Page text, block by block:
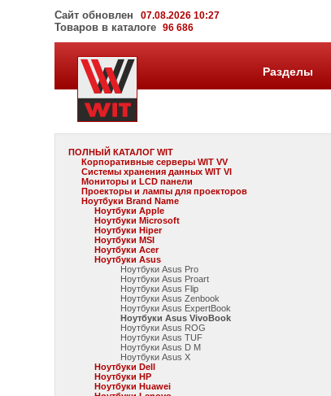
Сайт обновлен 07.08.2026 10:27
Товаров в каталоге96 686
Разделы
ПОЛНЫЙ КАТАЛОГ WIT
Корпоративные серверы WIT VV
Системы хранения данных WIT VI
Мониторы и LCD панели
Проекторы и лампы для проекторов
Ноутбуки Brand Name
Ноутбуки Apple
Ноутбуки Microsoft
Ноутбуки Hiper
Ноутбуки MSI
Ноутбуки Acer
Ноутбуки Asus
Ноутбуки Asus Pro
Ноутбуки Asus Proart
Ноутбуки Asus Flip
Ноутбуки Asus Zenbook
Ноутбуки Asus ExpertBook
Ноутбуки Asus VivoBook
Ноутбуки Asus ROG
Ноутбуки Asus TUF
Ноутбуки Asus D M
Ноутбуки Asus X
Ноутбуки Dell
Ноутбуки HP
Ноутбуки Huawei